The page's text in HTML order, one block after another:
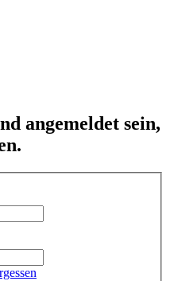
angemeldet sein,